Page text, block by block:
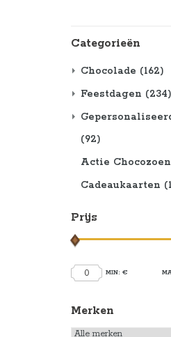
Categorieën
Chocolade (162)
Feestdagen (234)
(92)
Actie
Cadeaukaarten
Prijs
0 MIN: €
Merken